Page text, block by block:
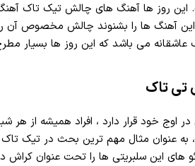
روز ها آهنگ های چالش تیک تاک
این آهنگ ها را بشنوند چالش مخصوص آن
می باشد که این روز ها بسیار
تی تاک
اوج خود قرار دارد ، افراد همیشه از هر
به عنوان مثال مهم ترین بحث در تیک
های این سلبریتی ها را تحت عنوان